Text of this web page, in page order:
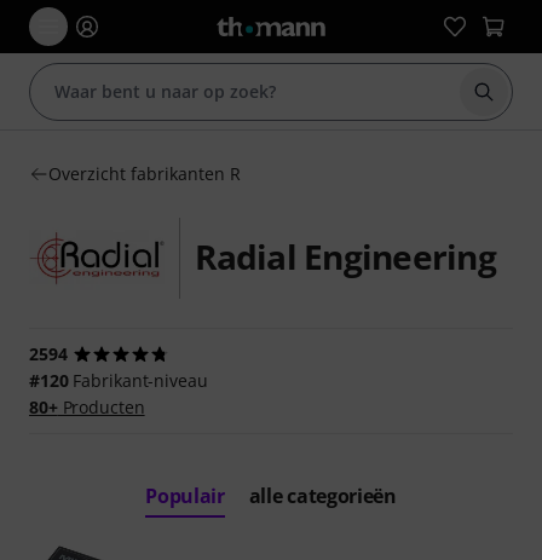
Zoek
Overzicht fabrikanten R
Radial Engineering
2594
#120Fabrikant-niveau
80+Producten
Populair alle categorieën